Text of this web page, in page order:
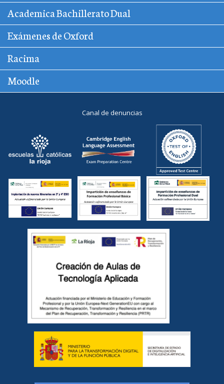
Academica Bachillerato Dual
Exámenes de Oxford
Racima
Moodle
Canal de denuncias